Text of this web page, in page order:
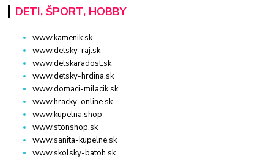
DETI, ŠPORT, HOBBY
www.kamenik.sk
www.detsky-raj.sk
www.detskaradost.sk
www.detsky-hrdina.sk
www.domaci-milacik.sk
www.hracky-online.sk
www.kupelna.shop
www.stonshop.sk
www.sanita-kupelne.sk
www.skolsky-batoh.sk